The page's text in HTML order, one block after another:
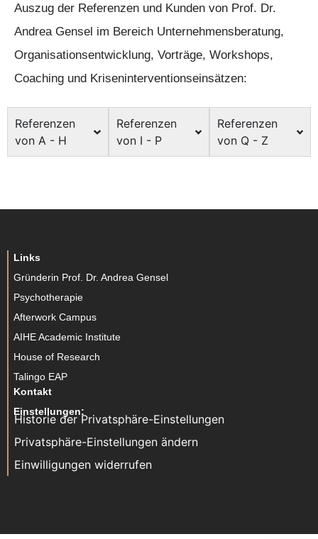
Auszug der Referenzen und Kunden von Prof. Dr.
Andrea Gensel im Bereich Unternehmensberatung,
Organisationsentwicklung, Vorträge, Workshops,
Coaching und Kriseninterventionseinsätzen:
Referenzen
von A - H
Referenzen
von I - P
Referenzen
von Q - Z
Links
Gründerin Prof. Dr. Andrea Gensel
Psychotherapie
Afterwork Campus
AIHE Academic Institute
House of Research
Talingo EAP
Kontakt
Einstellungen:
Historie der Privatsphäre-Einstellungen
Privatsphäre-Einstellungen ändern
Einwilligungen widerrufen